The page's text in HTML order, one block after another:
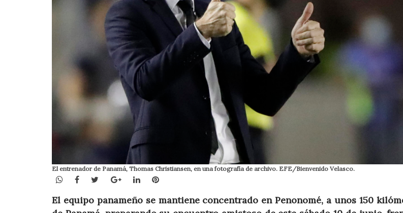
El entrenador de Panamá, Thomas Christiansen, en una fotografía de archivo. EFE/Bienvenido Velasco.
WhatsApp
Facebook
TwitterGoogle+LinkedInPinterest
El equipo panameño se mantiene concentrado en Penonomé, a unos 150